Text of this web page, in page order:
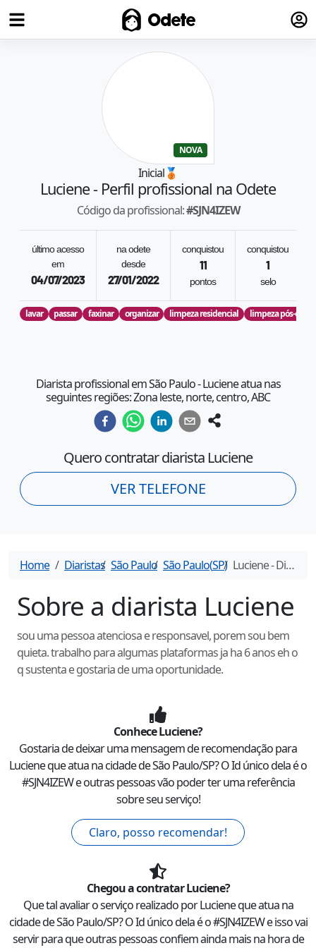
Odete
NOVA
Inicial🥉
Luciene- Perfil profissional na Odete
Código da profissional:#SJN4IZEW
último acesso
em
04/07/2023
na odete
desde
27/01/2022
conquistou
11
pontos
conquistou
1
selo
lavar passar faxinar organizar limpeza residencial limpeza pós-obra
Diarista profissional em São Paulo - Luciene atua nas
seguintes regiões: Zona leste, norte, centro, ABC
Quero contratar diarista Luciene
VER TELEFONE
Home Diaristas São Paulo São Paulo(SP) Luciene- Diarista em
Sobre a diarista Luciene
sou uma pessoa atenciosa e responsavel, porem sou bem
quieta. trabalho para algumas plataformas ja ha 6 anos eh o
q sustenta e gostaria de uma oportunidade.
ConheceLuciene?
Gostaria de deixar uma mensagem de recomendação para
Lucieneque atua na cidade deSão Paulo/SP? O Id único dela é o
#SJN4IZEWe outras pessoas vão poder ter uma referência
sobre seu serviço!
Claro, posso recomendar!
Chegou a contratarLuciene?
Que tal avaliar o serviço realizado porLucieneque atua na
cidade deSão Paulo/SP? O Id único dela é o #SJN4IZEWe isso vai
servir para que outras pessoas confiem ainda mais na hora de